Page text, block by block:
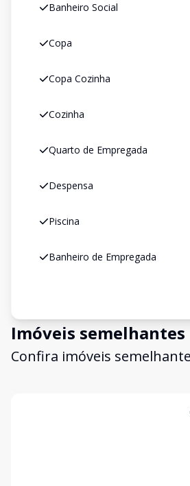
Banheiro Social
Copa
Copa Cozinha
Cozinha
Quarto de Empregada
Despensa
Piscina
Banheiro de Empregada
Imóveis semelhantes
Confira imóveis